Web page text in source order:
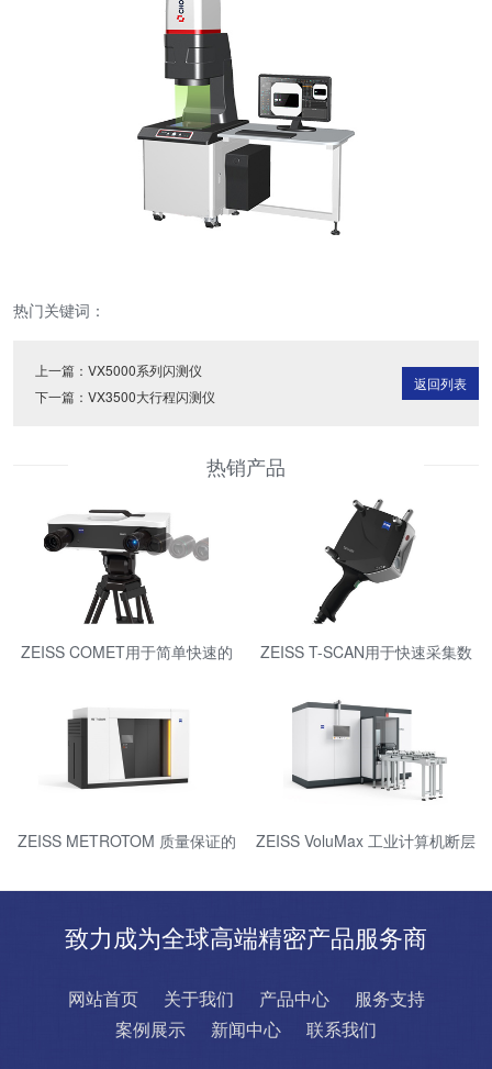
热门关键词：
上一篇： VX5000系列闪测仪
下一篇： VX3500大行程闪测仪
返回列表
热销产品
ZEISS COMET用于简单快速的
ZEISS T-SCAN用于快速采集数
ZEISS METROTOM 质量保证的
ZEISS VoluMax 工业计算机断层
致力成为全球高端精密产品服务商
网站首页 关于我们 产品中心
服务支持
案例展示
新闻中心 联系我们